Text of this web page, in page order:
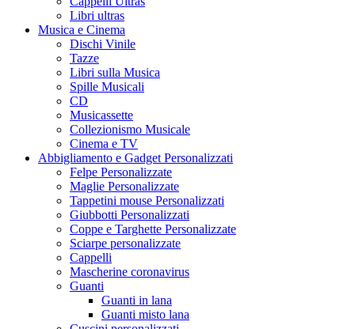
Libri ultras
Musica e Cinema
Dischi Vinile
Tazze
Libri sulla Musica
Spille Musicali
CD
Musicassette
Collezionismo Musicale
Cinema e TV
Abbigliamento e Gadget Personalizzati
Felpe Personalizzate
Maglie Personalizzate
Tappetini mouse Personalizzati
Giubbotti Personalizzati
Coppe e Targhette Personalizzate
Sciarpe personalizzate
Cappelli
Mascherine coronavirus
Guanti
Guanti in lana
Guanti misto lana